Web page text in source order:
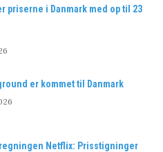
priserne i Danmark med op til 23
er kommet til Danmark
Netflix: Prisstigninger